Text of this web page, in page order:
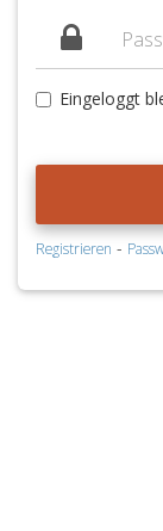
Eingeloggt
Registrieren -